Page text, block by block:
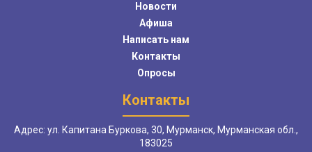
Новости
Афиша
Написать нам
Контакты
Опросы
Контакты
Адрес: ул. Капитана Буркова, 30, Мурманск, Мурманская обл.,
183025